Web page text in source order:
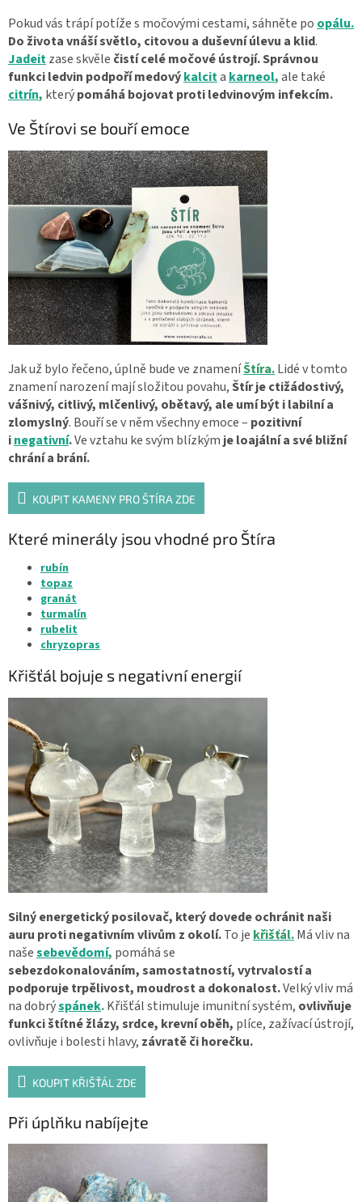
Pokud vás trápí potíže s močovými cestami, sáhněte po opálu.
Do života vnáší světlo, citovou a duševní úlevu a klid.
Jadeitzase skvěle čistí celé močové ústrojí.Správnou
funkci ledvin podpoří medovýkalcita karneol,ale také
citrín, kterýpomáhá bojovat proti ledvinovým infekcím.
Ve Štírovi se bouří emoce
Jak už bylo řečeno, úplně bude ve znameníŠtíra.Lidé v tomto
znamení narození mají složitou povahu,Štír je ctižádostivý,
vášnivý, citlivý, mlčenlivý, obětavý, ale umí být i labilní a
zlomyslný. Bouří se v něm všechny emoce – pozitivní
inegativní.Ve vztahu ke svým blízkým je loajální a své bližní
chrání a brání.
KOUPIT KAMENY PRO ŠTÍRA ZDE
Které minerály jsou vhodné pro Štíra
rubín
topaz
granát
turmalín
rubelit
chryzopras
Křišťál bojuje s negativní energií
Silný energetický posilovač, který dovede ochránit naši
auru proti negativním vlivům z okolí.To je křišťál.Má vliv na
našesebevědomí, pomáhá se
sebezdokonalováním, samostatností, vytrvalostí a
podporuje trpělivost, moudrost a dokonalost.Velký vliv má
na dobrýspánek.Křišťál stimuluje imunitní systém, ovlivňuje
funkci štítné žlázy, srdce, krevní oběh, plíce, zažívací ústrojí,
ovlivňuje i bolesti hlavy, závratě či horečku.
KOUPIT KŘIŠŤÁL ZDE
Při úplňku nabíjejte